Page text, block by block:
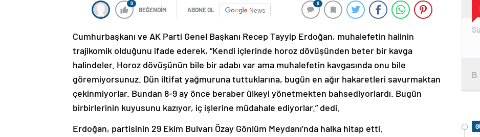
0
BEĞENDİM ABONE OL News
0
Cumhurbaşkanı ve AK Parti Genel Başkanı Recep Tayyip Erdoğan, muhalefetin halinin
trajikomik olduğunu ifade ederek, “Kendi içlerinde horoz dövüşünden beter bir kavga
halindeler. Horoz dövüşünün bile bir adabı var ama muhalefetin kavgasında onu bile
göremiyorsunuz. Dün iltifat yağmuruna tuttuklarına, bugün en ağır hakaretleri savurmaktan
çekinmiyorlar. Bundan 8-9 ay önce beraber ülkeyi yönetmekten bahsediyorlardı. Bugün
birbirlerinin kuyusunu kazıyor, iç işlerine müdahale ediyorlar.” dedi.
Erdoğan, partisinin 29 Ekim Bulvarı Özay Gönlüm Meydanı’nda halka hitap etti.